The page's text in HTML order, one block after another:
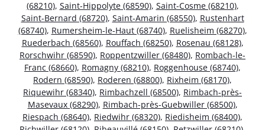
(68210), Saint-Hippolyte (68590), Saint-Cosme (68210),
Saint-Bernard (68720), Saint-Amarin (68550), Rustenhart
(68740), Rumersheim-le-Haut (68740), Ruelisheim (68270),
Ruederbach (68560), Rouffach (68250), Rosenau (68128),
Rorschwihr (68590), Roppentzwiller (68480), Rombach-le-
Franc (68660), Romagny (68210), Roggenhouse (68740),
Rodern (68590), Roderen (68800), Rixheim (68170),
Riquewihr (68340), Rimbachzell (68500), Rimbach-près-
Masevaux (68290), Rimbach-près-Guebwiller (68500),
Riespach (68640), Riedwihr (68320), Riedisheim (68400),